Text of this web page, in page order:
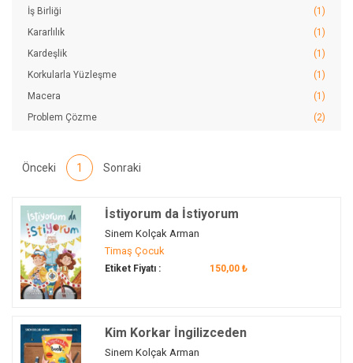
İş Birliği
(1)
Kararlılık
(1)
Kardeşlik
(1)
Korkularla Yüzleşme
(1)
Macera
(1)
Problem Çözme
(2)
Önceki 1 Sonraki
İstiyorum da İstiyorum
Sinem Kolçak Arman
Timaş Çocuk
Etiket Fiyatı : 150,00 ₺
Kim Korkar İngilizceden
Sinem Kolçak Arman